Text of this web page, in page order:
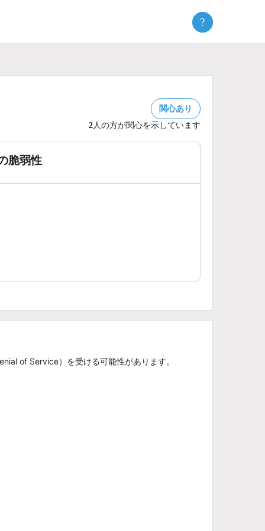
?
関心あり
2人の方が関心を示しています
脆弱性
of Service）を受ける可能性があります。